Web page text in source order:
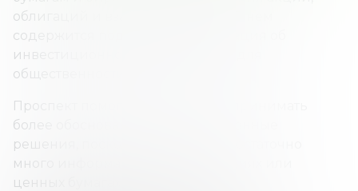
облигаций и взаимных фондов. В нем
содержится подробная информация об
инвестиционном предложении для
общественности.
Проспект помогает инвесторам принимать
более обоснованные инвестиционные
решения, поскольку содержит достаточно
много информации об инвестициях или
ценных бумагах.